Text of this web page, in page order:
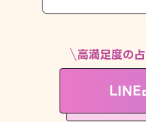
LINE占いを開く
※LINEアプリ内のサービスページへ遷移し
高満足度の
LINE